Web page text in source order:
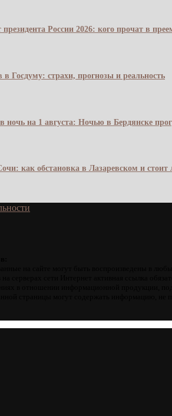
России 2026: кого прочат в
Госдуму: страхи, прогнозы и реальность
ночь на 1 августа: Ночью в Бердянске
как обстановка в Лазаревском и стоит